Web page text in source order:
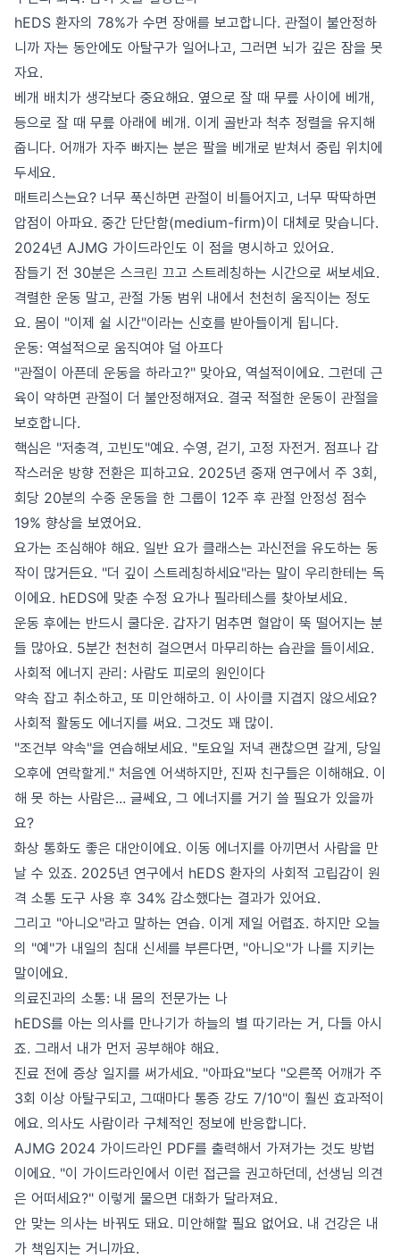
hEDS 환자의 78%가 수면 장애를 보고합니다. 관절이 불안정하
니까 자는 동안에도 아탈구가 일어나고, 그러면 뇌가 깊은 잠을 못
자요.
베개 배치가 생각보다 중요해요. 옆으로 잘 때 무릎 사이에 베개,
등으로 잘 때 무릎 아래에 베개. 이게 골반과 척추 정렬을 유지해
줍니다. 어깨가 자주 빠지는 분은 팔을 베개로 받쳐서 중립 위치에
두세요.
매트리스는요? 너무 푹신하면 관절이 비틀어지고, 너무 딱딱하면
압점이 아파요. 중간 단단함(medium-firm)이 대체로 맞습니다.
2024년 AJMG 가이드라인도 이 점을 명시하고 있어요.
잠들기 전 30분은 스크린 끄고 스트레칭하는 시간으로 써보세요.
격렬한 운동 말고, 관절 가동 범위 내에서 천천히 움직이는 정도
요. 몸이 "이제 쉴 시간"이라는 신호를 받아들이게 됩니다.
운동: 역설적으로 움직여야 덜 아프다
"관절이 아픈데 운동을 하라고?" 맞아요, 역설적이에요. 그런데 근
육이 약하면 관절이 더 불안정해져요. 결국 적절한 운동이 관절을
보호합니다.
핵심은 "저충격, 고빈도"예요. 수영, 걷기, 고정 자전거. 점프나 갑
작스러운 방향 전환은 피하고요. 2025년 중재 연구에서 주 3회,
회당 20분의 수중 운동을 한 그룹이 12주 후 관절 안정성 점수
19% 향상을 보였어요.
요가는 조심해야 해요. 일반 요가 클래스는 과신전을 유도하는 동
작이 많거든요. "더 깊이 스트레칭하세요"라는 말이 우리한테는 독
이에요. hEDS에 맞춘 수정 요가나 필라테스를 찾아보세요.
운동 후에는 반드시 쿨다운. 갑자기 멈추면 혈압이 뚝 떨어지는 분
들 많아요. 5분간 천천히 걸으면서 마무리하는 습관을 들이세요.
사회적 에너지 관리: 사람도 피로의 원인이다
약속 잡고 취소하고, 또 미안해하고. 이 사이클 지겹지 않으세요?
사회적 활동도 에너지를 써요. 그것도 꽤 많이.
"조건부 약속"을 연습해보세요. "토요일 저녁 괜찮으면 갈게, 당일
오후에 연락할게." 처음엔 어색하지만, 진짜 친구들은 이해해요. 이
해 못 하는 사람은... 글쎄요, 그 에너지를 거기 쓸 필요가 있을까
요?
화상 통화도 좋은 대안이에요. 이동 에너지를 아끼면서 사람을 만
날 수 있죠. 2025년 연구에서 hEDS 환자의 사회적 고립감이 원
격 소통 도구 사용 후 34% 감소했다는 결과가 있어요.
그리고 "아니오"라고 말하는 연습. 이게 제일 어렵죠. 하지만 오늘
의 "예"가 내일의 침대 신세를 부른다면, "아니오"가 나를 지키는
말이에요.
의료진과의 소통: 내 몸의 전문가는 나
hEDS를 아는 의사를 만나기가 하늘의 별 따기라는 거, 다들 아시
죠. 그래서 내가 먼저 공부해야 해요.
진료 전에 증상 일지를 써가세요. "아파요"보다 "오른쪽 어깨가 주
3회 이상 아탈구되고, 그때마다 통증 강도 7/10"이 훨씬 효과적이
에요. 의사도 사람이라 구체적인 정보에 반응합니다.
AJMG 2024 가이드라인 PDF를 출력해서 가져가는 것도 방법
이에요. "이 가이드라인에서 이런 접근을 권고하던데, 선생님 의견
은 어떠세요?" 이렇게 물으면 대화가 달라져요.
안 맞는 의사는 바꿔도 돼요. 미안해할 필요 없어요. 내 건강은 내
가 책임지는 거니까요.